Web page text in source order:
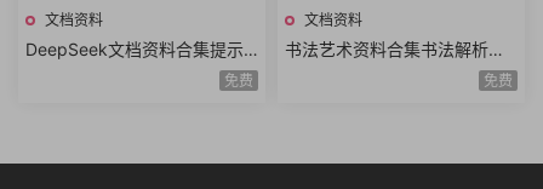
文档资料
DeepSeek文档资料合集提示
词技巧高效提问模板DeepSee
免费
文档资料
书法艺术资料合集书法解析书
法结构字帖临摹书法鉴赏书法
免费